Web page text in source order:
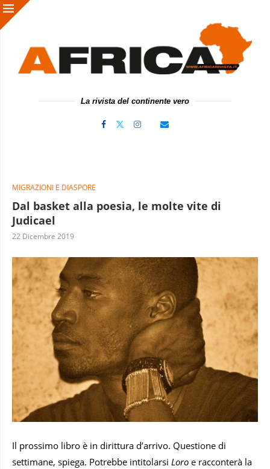
La rivista del continente vero
MIGRAZIONI E DIASPORE
Dal basket alla poesia, le molte vite di
Judicael
22 Dicembre 2019
Il prossimo libro è in dirittura d’arrivo. Questione di
settimane, spiega. Potrebbe intitolarsi Loro e racconterà la